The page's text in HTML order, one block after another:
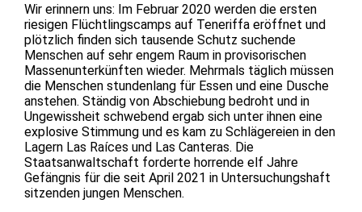
Wir erinnern uns: Im Februar 2020 werden die ersten
riesigen Flüchtlingscamps auf Teneriffa eröffnet und
plötzlich finden sich tausende Schutz suchende
Menschen auf sehr engem Raum in provisorischen
Massenunterkünften wieder. Mehrmals täglich müssen
die Menschen stundenlang für Essen und eine Dusche
anstehen. Ständig von Abschiebung bedroht und in
Ungewissheit schwebend ergab sich unter ihnen eine
explosive Stimmung und es kam zu Schlägereien in den
Lagern Las Raíces und Las Canteras. Die
Staatsanwaltschaft forderte horrende elf Jahre
Gefängnis für die seit April 2021 in Untersuchungshaft
sitzenden jungen Menschen.